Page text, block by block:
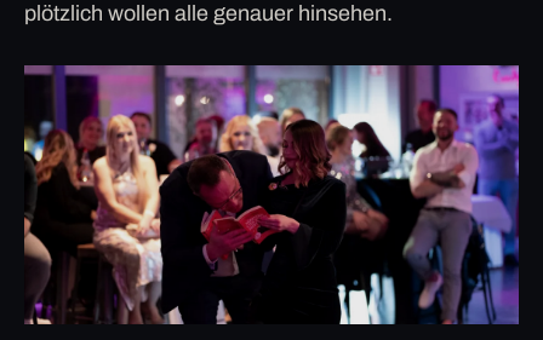
plötzlich wollen alle genauer hinsehen.